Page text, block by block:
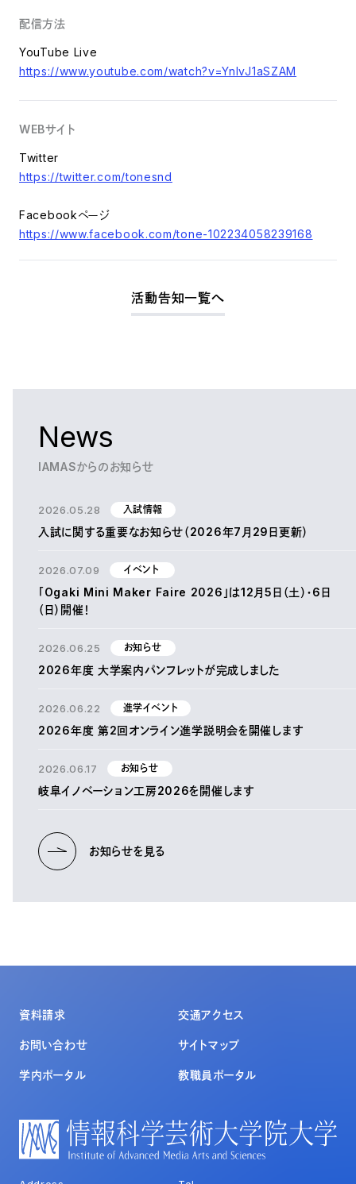
配信方法
YouTube Live
https://www.youtube.com/watch?v=YnIvJ1aSZAM
WEBサイト
Twitter
https://twitter.com/tonesnd
Facebookページ
https://www.facebook.com/tone-102234058239168
活動告知一覧へ
News
IAMASからのお知らせ
2026.05.28 入試情報
入試に関する重要なお知らせ（2026年7月29日更新）
2026.07.09 イベント
「Ogaki Mini Maker Faire 2026」は12月5日（土）・6日
（日）開催！
2026.06.25 お知らせ
2026年度 大学案内パンフレットが完成しました
2026.06.22 進学イベント
2026年度 第2回オンライン進学説明会を開催します
2026.06.17 お知らせ
岐阜イノベーション工房2026を開催します
お知らせを見る
資料請求 交通アクセス
お問い合わせ サイトマップ
学内ポータル 教職員ポータル